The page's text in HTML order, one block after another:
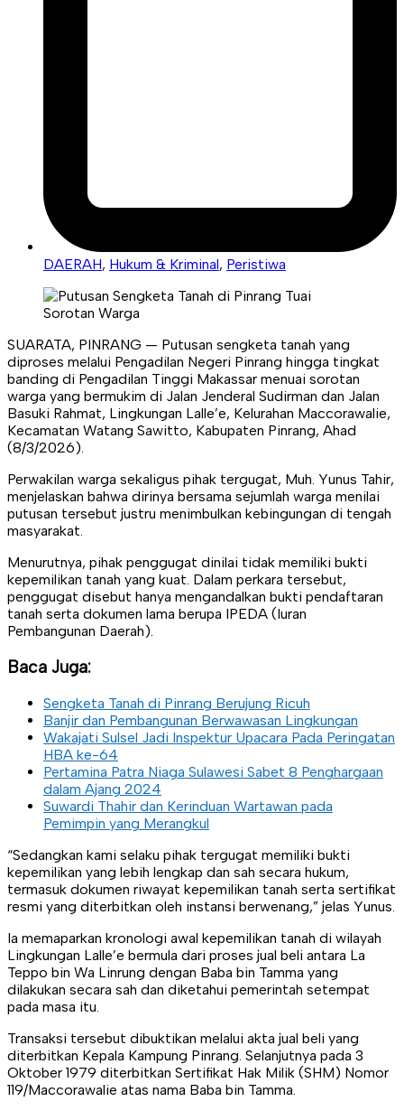
DAERAH, Hukum & Kriminal, Peristiwa
SUARATA, PINRANG — Putusan sengketa tanah yang
diproses melalui Pengadilan Negeri Pinrang hingga tingkat
banding di Pengadilan Tinggi Makassar menuai sorotan
warga yang bermukim di Jalan Jenderal Sudirman dan Jalan
Basuki Rahmat, Lingkungan Lalle’e, Kelurahan Maccorawalie,
Kecamatan Watang Sawitto, Kabupaten Pinrang, Ahad
(8/3/2026).
Perwakilan warga sekaligus pihak tergugat, Muh. Yunus Tahir,
menjelaskan bahwa dirinya bersama sejumlah warga menilai
putusan tersebut justru menimbulkan kebingungan di tengah
masyarakat.
Menurutnya, pihak penggugat dinilai tidak memiliki bukti
kepemilikan tanah yang kuat. Dalam perkara tersebut,
penggugat disebut hanya mengandalkan bukti pendaftaran
tanah serta dokumen lama berupa IPEDA (Iuran
Pembangunan Daerah).
Baca Juga:
Sengketa Tanah di Pinrang Berujung Ricuh
Banjir dan Pembangunan Berwawasan Lingkungan
Wakajati Sulsel Jadi Inspektur Upacara Pada Peringatan
HBA ke-64
Pertamina Patra Niaga Sulawesi Sabet 8 Penghargaan
dalam Ajang 2024
Suwardi Thahir dan Kerinduan Wartawan pada
Pemimpin yang Merangkul
“Sedangkan kami selaku pihak tergugat memiliki bukti
kepemilikan yang lebih lengkap dan sah secara hukum,
termasuk dokumen riwayat kepemilikan tanah serta sertifikat
resmi yang diterbitkan oleh instansi berwenang,” jelas Yunus.
Ia memaparkan kronologi awal kepemilikan tanah di wilayah
Lingkungan Lalle’e bermula dari proses jual beli antara La
Teppo bin Wa Linrung dengan Baba bin Tamma yang
dilakukan secara sah dan diketahui pemerintah setempat
pada masa itu.
Transaksi tersebut dibuktikan melalui akta jual beli yang
diterbitkan Kepala Kampung Pinrang. Selanjutnya pada 3
Oktober 1979 diterbitkan Sertifikat Hak Milik (SHM) Nomor
119/Maccorawalie atas nama Baba bin Tamma.